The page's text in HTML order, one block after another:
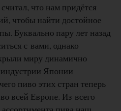
что нам придётся
чтобы найти достойное
Буквально пару лет назад
с вами, однако
миру динамично
Японии
пиво этих стран теперь
всей Европе. Из всего